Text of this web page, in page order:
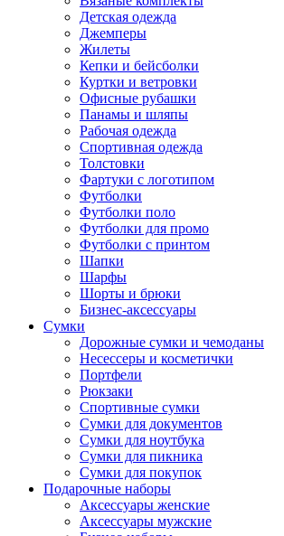
Детская одежда
Джемперы
Жилеты
Кепки и бейсболки
Куртки и ветровки
Офисные рубашки
Панамы и шляпы
Рабочая одежда
Спортивная одежда
Толстовки
Фартуки с логотипом
Футболки
Футболки поло
Футболки для промо
Футболки с принтом
Шапки
Шарфы
Шорты и брюки
Бизнес-аксессуары
Сумки
Дорожные сумки и чемоданы
Несессеры и косметички
Портфели
Рюкзаки
Спортивные сумки
Сумки для документов
Сумки для ноутбука
Сумки для пикника
Сумки для покупок
Подарочные наборы
Аксессуары женские
Аксессуары мужские